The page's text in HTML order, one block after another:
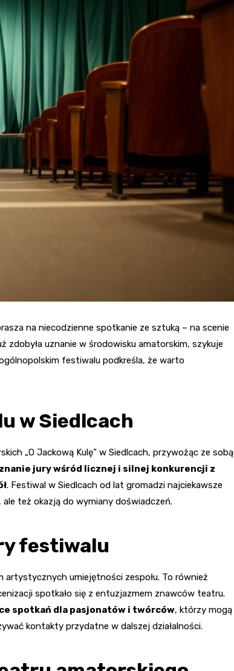
Kosmetyczka
na niecodzienne spotkanie ze sztuką – na scenie
zdobyła uznanie w środowisku amatorskim, szykuje
festiwalu podkreśla, że warto
w Siedlcach
„O Jackową Kulę” w Siedlcach, przywożąc ze sobą
jury wśród licznej i silnej konkurencji z
. Festiwal w Siedlcach od lat gromadzi najciekawsze
też okazją do wymiany doświadczeń.
festiwalu
artystycznych umiejętności zespołu. To również
spotkało się z entuzjazmem znawców teatru.
spotkań dla pasjonatów i twórców, którzy mogą
kontakty przydatne w dalszej działalności.